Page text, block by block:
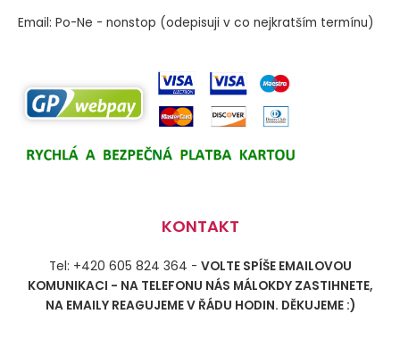
Email: Po-Ne - nonstop (odepisuji v co nejkratším termínu)
KONTAKT
Tel: +420 605 824 364 - VOLTE SPÍŠE EMAILOVOU
KOMUNIKACI - NA TELEFONU NÁS MÁLOKDY ZASTIHNETE,
NA EMAILY REAGUJEME V ŘÁDU HODIN. DĚKUJEME :)